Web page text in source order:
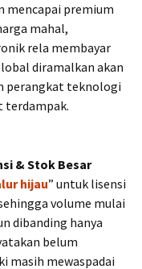
mencapai premium
mahal,
rela membayar
diramalkan akan
perangkat teknologi
terdampak.
& Stok Besar
hijau” untuk lisensi
volume mulai
dibanding hanya
belum
masih mewaspadai